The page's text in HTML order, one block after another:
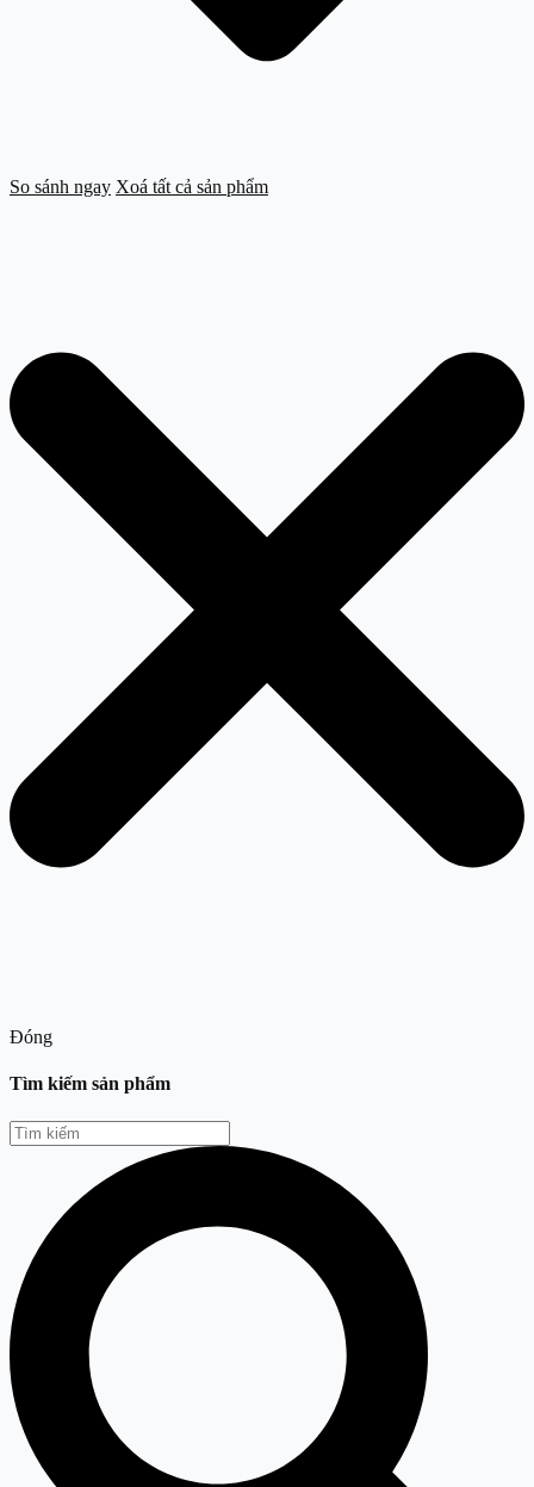
So sánh ngay Xoá tất cả sản phẩm
Đóng
Tìm kiếm sản phẩm